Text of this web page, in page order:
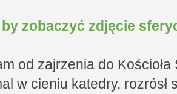
zobaczyć zdjęcie
od zajrzenia do
w cieniu katedry,